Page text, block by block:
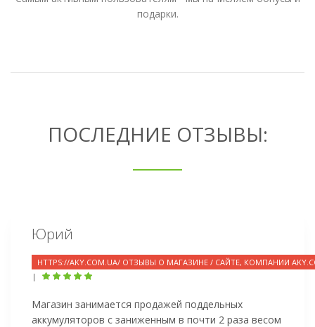
подарки.
ПОСЛЕДНИЕ ОТЗЫВЫ:
Юрий
HTTPS://AKY.COM.UA/ ОТЗЫВЫ О МАГАЗИНЕ / САЙТЕ, КОМПАНИИ
|
Магазин занимается продажей поддельных
аккумуляторов с заниженным в почти 2 раза весом